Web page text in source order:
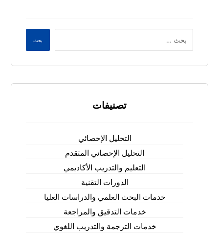
بحث
تصنيفات
التحليل الإحصائي
التحليل الإحصائي المتقدم
التعليم والتدريب الأكاديمي
الدورات التقنية
خدمات البحث العلمي والدراسات العليا
خدمات التدقيق والمراجعة
خدمات الترجمة والتدريب اللغوي